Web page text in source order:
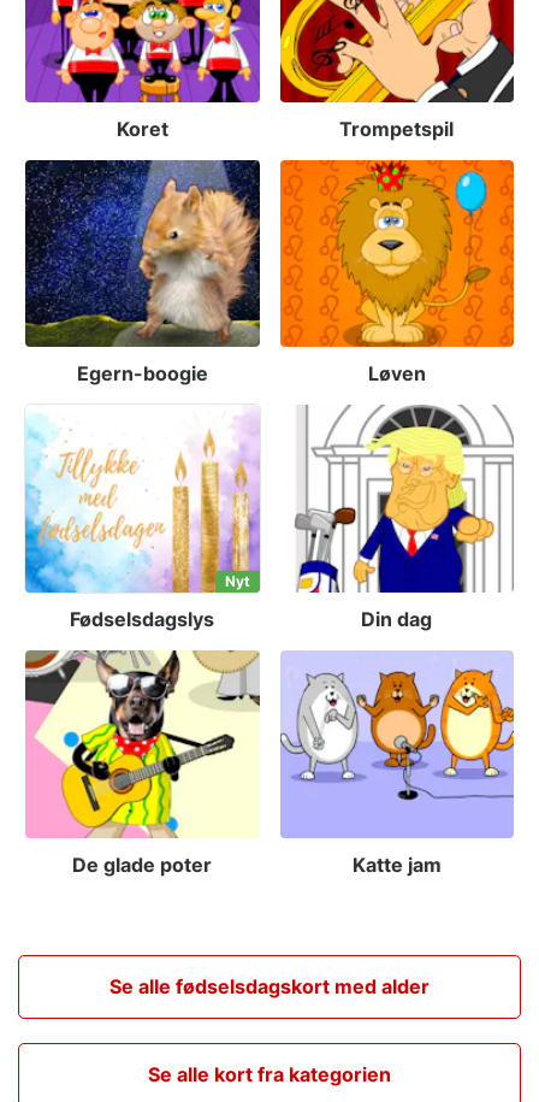
Koret Trompetspil
Egern-boogie Løven
Nyt
Fødselsdagslys Din dag
De glade poter Katte jam
Se alle fødselsdagskort med alder
Se alle kort fra kategorien